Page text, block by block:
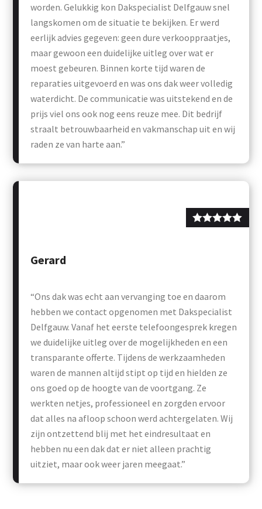
worden. Gelukkig kon Dakspecialist Delfgauw snel
langskomen om de situatie te bekijken. Er werd
eerlijk advies gegeven: geen dure verkooppraatjes,
maar gewoon een duidelijke uitleg over wat er
moest gebeuren. Binnen korte tijd waren de
reparaties uitgevoerd en was ons dak weer volledig
waterdicht. De communicatie was uitstekend en de
prijs viel ons ook nog eens reuze mee. Dit bedrijf
straalt betrouwbaarheid en vakmanschap uit en wij
raden ze van harte aan.”
“Ons dak was echt aan vervanging toe en daarom
hebben we contact opgenomen met Dakspecialist
Delfgauw. Vanaf het eerste telefoongesprek kregen
we duidelijke uitleg over de mogelijkheden en een
transparante offerte. Tijdens de werkzaamheden
waren de mannen altijd stipt op tijd en hielden ze
ons goed op de hoogte van de voortgang. Ze
werkten netjes, professioneel en zorgden ervoor
dat alles na afloop schoon werd achtergelaten. Wij
zijn ontzettend blij met het eindresultaat en
hebben nu een dak dat er niet alleen prachtig
uitziet, maar ook weer jaren meegaat.”
Gerard